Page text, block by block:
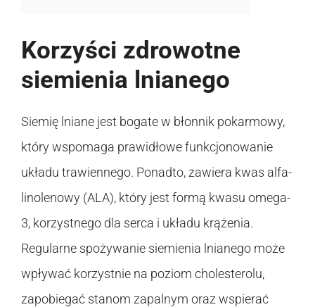
Korzyści zdrowotne
siemienia lnianego
Siemię lniane jest bogate w błonnik pokarmowy,
który wspomaga prawidłowe funkcjonowanie
układu trawiennego. Ponadto, zawiera kwas alfa-
linolenowy (ALA), który jest formą kwasu omega-
3, korzystnego dla serca i układu krążenia.
Regularne spożywanie siemienia lnianego może
wpływać korzystnie na poziom cholesterolu,
zapobiegać stanom zapalnym oraz wspierać